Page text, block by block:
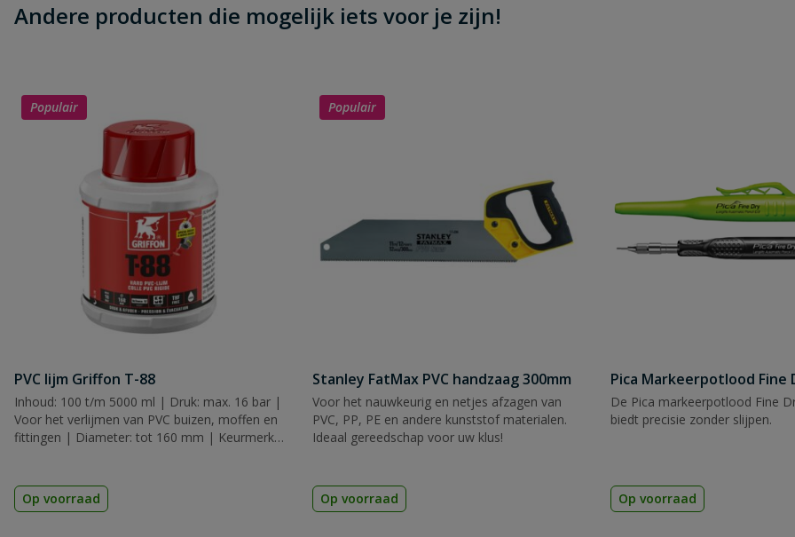
Andere producten die mogelijk iets voor je zijn!
Populair
PVC lijm Griffon T-88
Inhoud: 100 t/m 5000 ml | Druk: max. 16 bar |
Voor het verlijmen van PVC buizen, moffen en
fittingen | Diameter: tot 160 mm | Keurmerk:
Op voorraad
Populair
Stanley FatMax PVC handzaag 300mm
Voor het nauwkeurig en netjes afzagen van
PVC, PP, PE en andere kunststof materialen.
Ideaal gereedschap voor uw klus!
Op voorraad
Pica Markeerpotlood Fine
De Pica markeerpotlood Fine
biedt precisie zonder slijpen.
Op voorraad